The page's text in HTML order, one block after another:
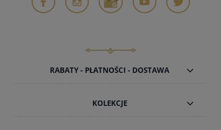
RABATY - PŁATNOŚCI - DOSTAWA
KOLEKCJE